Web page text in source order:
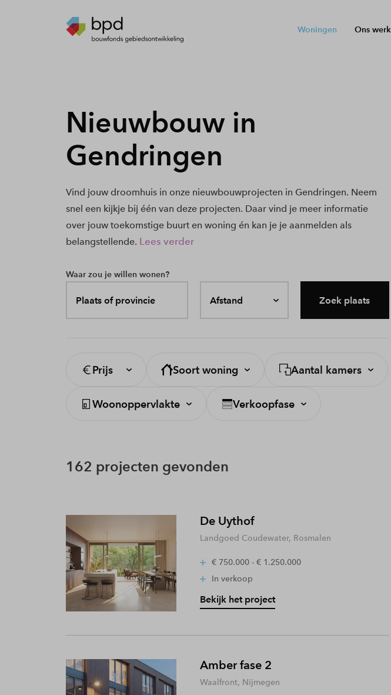
Woningen Ons werk
Nieuwbouw in
Gendringen
Vind jouw droomhuis in onze nieuwbouwprojecten in Gendringen. Neem
snel een kijkje bij één van deze projecten. Daar vind je meer informatie
over jouw toekomstige buurt en woning én kan je je aanmelden als
belangstellende. Lees verder
Waar zou je willen wonen?
Plaats of provincie Afstand Zoek plaats
Prijs Soort woning Aantal kamers
Woonoppervlakte Verkoopfase
162 projecten gevonden
De Uythof
Landgoed Coudewater, Rosmalen
€ 750.000 - € 1.250.000
In verkoop
Bekijk het project
Amber fase 2
Waalfront, Nijmegen